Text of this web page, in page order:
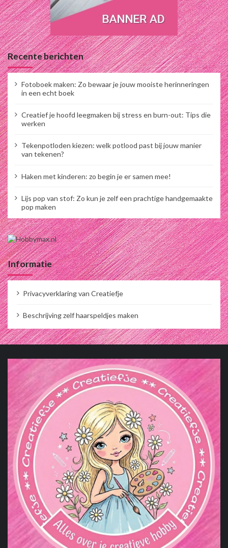
Recente berichten
Fotoboek maken: Zo bewaar je jouw mooiste herinneringen
in een echt boek
Creatief je hoofd leegmaken bij stress en burn-out: Tips die
werken
Tekenpotloden kiezen: welk potlood past bij jouw manier
van tekenen?
Haken met kinderen: zo begin je er samen mee!
Lijs pop van stof: Zo kun je zelf een prachtige handgemaakte
pop maken
Informatie
Privacyverklaring van Creatiefje
Beschrijving zelf haarspeldjes maken